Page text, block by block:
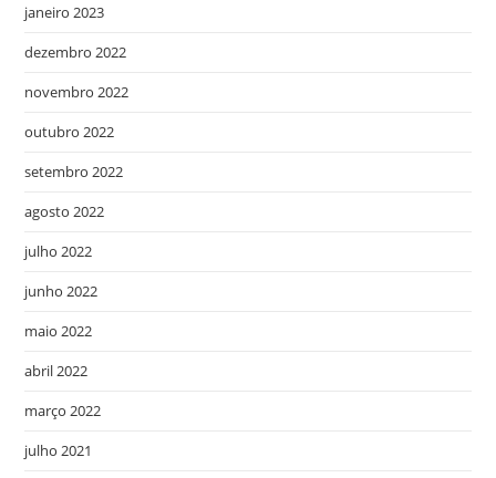
janeiro 2023
dezembro 2022
novembro 2022
outubro 2022
setembro 2022
agosto 2022
julho 2022
junho 2022
maio 2022
abril 2022
março 2022
julho 2021